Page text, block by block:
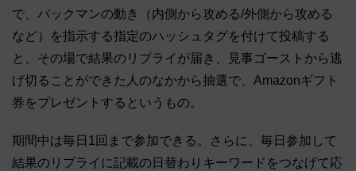
で、パックマンの動き（内側から攻める/外側から攻める
など）を指示する指定のハッシュタグを付けて投稿する
と、その場で結果のリプライが届き、見事ゴーストから逃
げ切ることができた人のなかから抽選で、Amazonギフト
券をプレゼントするというもの。
期間中は毎日1回まで参加できる。さらに、毎日参加して
結果のリプライに記載の日替わりキーワードをつなげて応